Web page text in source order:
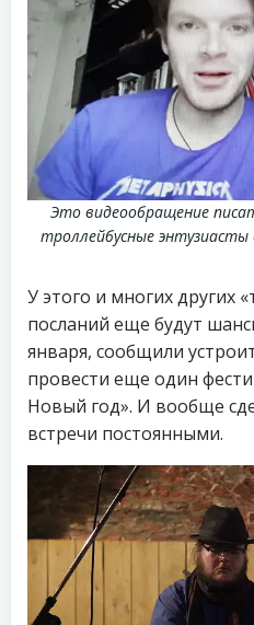
Это видеообращение
троллейбусные энтузиасты
У этого и многих других
посланий еще будут
января, сообщили
провести еще один
Новый год». И вообще
встречи постоянными.